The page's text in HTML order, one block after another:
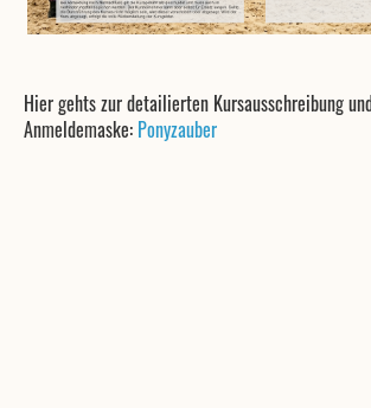
Hier gehts zur detailierten Kursausschreibung
Anmeldemaske: Ponyzauber